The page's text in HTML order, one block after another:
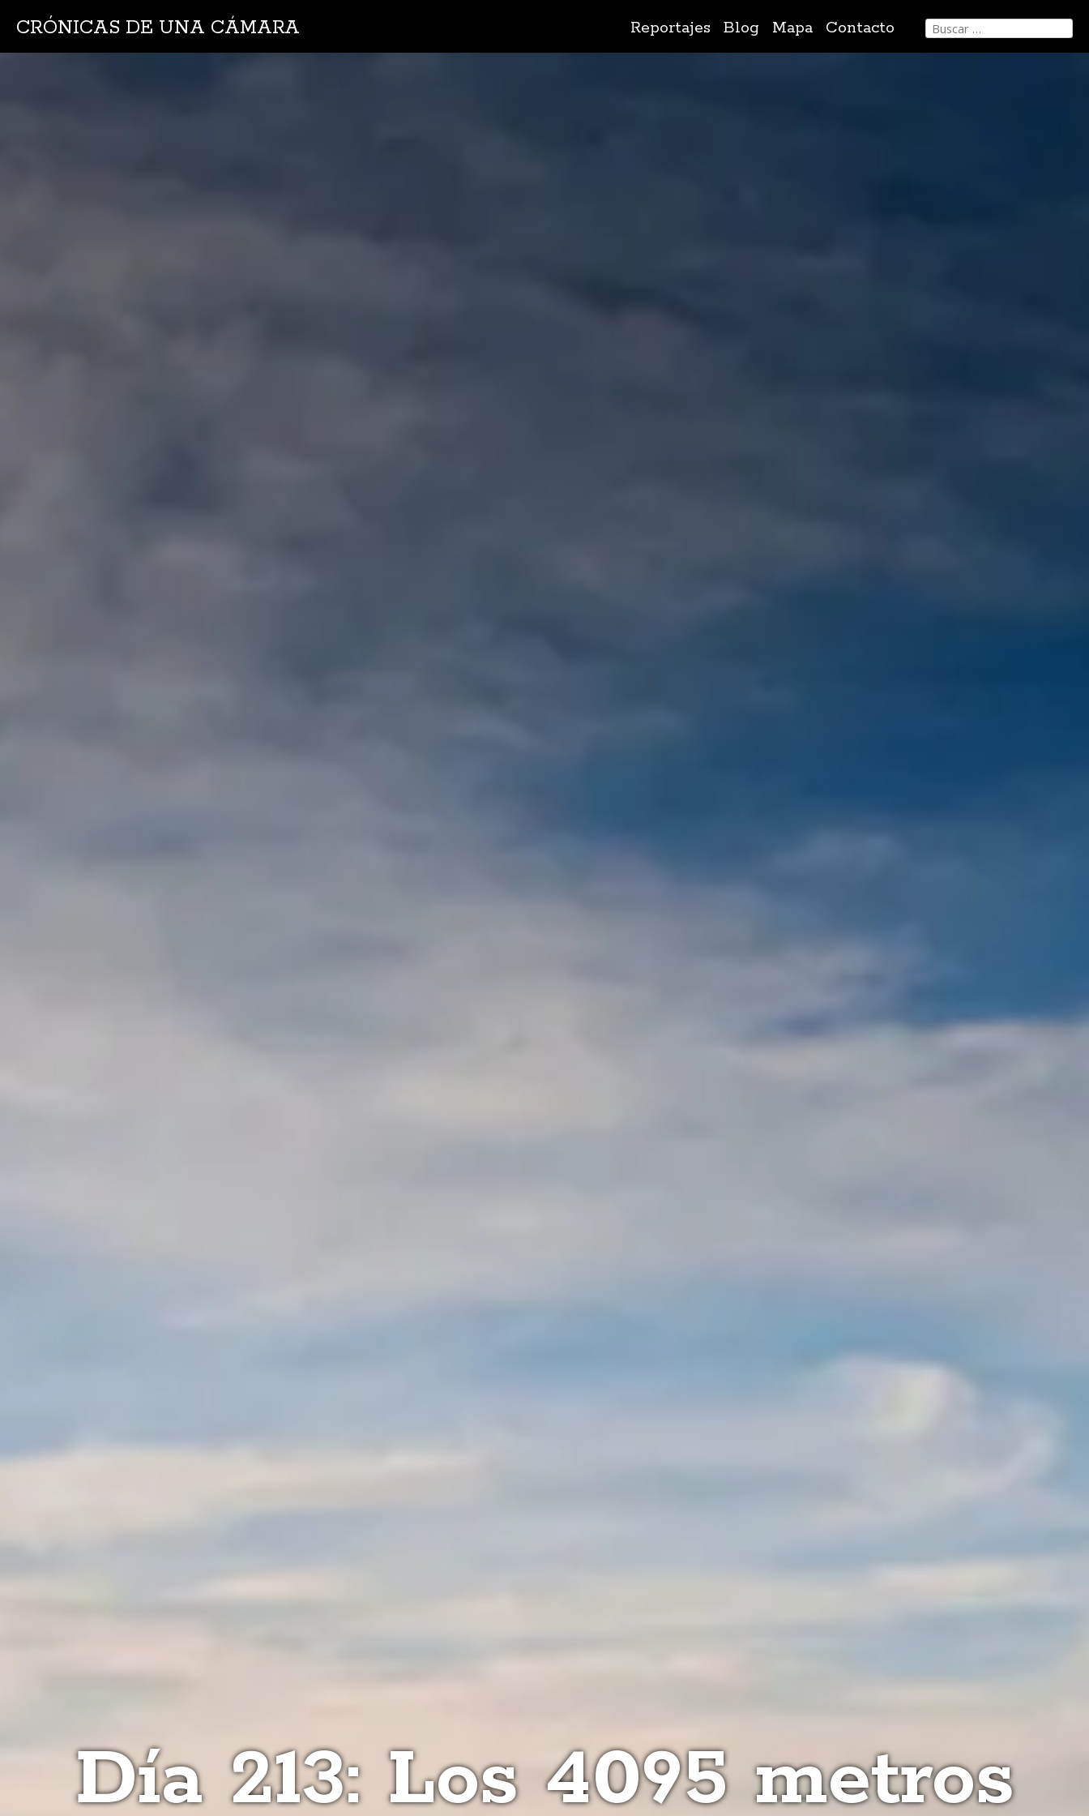
CRÓNICAS DE UNA CÁMARA
Ir
al
Reportajes Blog Mapa Contacto Buscar:
Día 213: Los 4095 metros